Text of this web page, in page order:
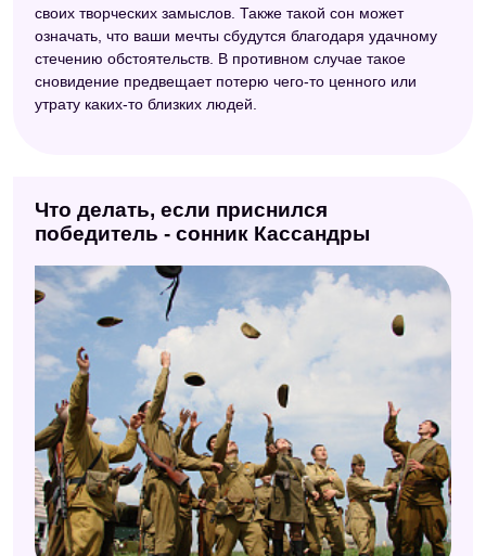
своих творческих замыслов. Также такой сон может
означать, что ваши мечты сбудутся благодаря удачному
стечению обстоятельств. В противном случае такое
сновидение предвещает потерю чего-то ценного или
утрату каких-то близких людей.
Что делать, если приснился
победитель - сонник Кассандры